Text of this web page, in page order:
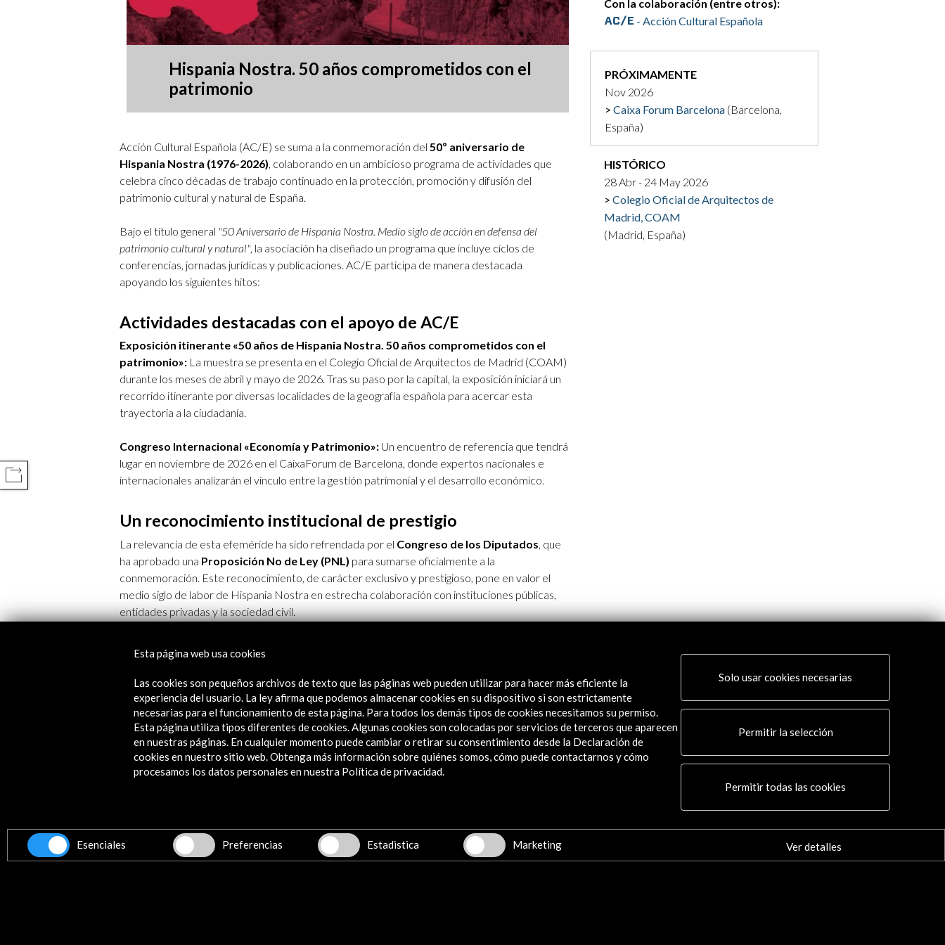
Logos y crédito a AC/E
Contacto
Hispania Nostra. 50 años comprometidos con el
patrimonio
Acción Cultural Española (AC/E) se suma a la conmemoración del 50º aniversario de
Hispania Nostra (1976-2026) , colaborando en un ambicioso programa de actividades que
celebra cinco décadas de trabajo continuado en la protección, promoción y difusión del
patrimonio cultural y natural de España.
Bajo el título general "50 Aniversario de Hispania Nostra. Medio siglo de acción en defensa del
patrimonio cultural y natural" , la asociación ha diseñado un programa que incluye ciclos de
conferencias, jornadas jurídicas y publicaciones. AC/E participa de manera destacada
apoyando los siguientes hitos:
Actividades destacadas con el apoyo de AC/E
Exposición itinerante «50 años de Hispania Nostra. 50 años comprometidos con el
patrimonio»: La muestra se presenta en el Colegio Oficial de Arquitectos de Madrid (COAM)
durante los meses de abril y mayo de 2026. Tras su paso por la capital, la exposición iniciará un
recorrido itinerante por diversas localidades de la geografía española para acercar esta
trayectoria a la ciudadanía.
Congreso Internacional «Economía y Patrimonio»: Un encuentro de referencia que tendrá
lugar en noviembre de 2026 en el CaixaForum de Barcelona, donde expertos nacionales e
internacionales analizarán el vínculo entre la gestión patrimonial y el desarrollo económico.
Un reconocimiento institucional de prestigio
La relevancia de esta efeméride ha sido refrendada por el Congreso de los Diputados, que
ha aprobado una Proposición No de Ley (PNL) para sumarse oficialmente a la
conmemoración. Este reconocimiento, de carácter exclusivo y prestigioso, pone en valor el
medio siglo de labor de Hispania Nostra en estrecha colaboración con instituciones públicas,
entidades privadas y la sociedad civil.
sabido situar el patrimonio en el centro del debate social, fomentando la participación activa
de los ciudadanos en la conservación de nuestro legado.
Con la colaboración (entre otros):
- Acción Cultural Española
PRÓXIMAMENTE
Nov 2026
Caixa Forum Barcelona (Barcelona,
España)
HISTÓRICO
28 Abr - 24 May 2026
Colegio Oficial de Arquitectos de
Madrid, COAM
(Madrid, España)
Línea de tiempo
28 Abr - 24 May 2026
Colegio Oficial de Arquitectos de Madrid, COAM
15 Jul - 24 Ago 2026
Casa de las Carnicerías
14 Nov - 15 Nov 2026
Esta página web usa cookies
Las cookies son pequeños archivos de texto que las páginas web pueden utilizar para hacer más eficiente la
experiencia del usuario. La ley afirma que podemos almacenar cookies en su dispositivo si son estrictamente
necesarias para el funcionamiento de esta página. Para todos los demás tipos de cookies necesitamos su permiso.
Esta página utiliza tipos diferentes de cookies. Algunas cookies son colocadas por servicios de terceros que aparecen
en nuestras páginas. En cualquier momento puede cambiar o retirar su consentimiento desde la Declaración de
cookies en nuestro sitio web. Obtenga más información sobre quiénes somos, cómo puede contactarnos y cómo
procesamos los datos personales en nuestra Política de privacidad.
Solo usar cookies necesarias
Permitir la selección
Permitir todas las cookies
Esenciales Preferencias Estadistica Marketing Ver detalles